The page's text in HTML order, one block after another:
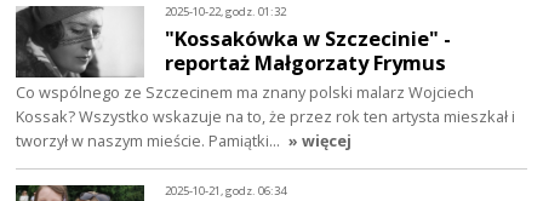
2025-10-22, godz. 01:32
"Kossakówka w Szczecinie" -
reportaż Małgorzaty Frymus
Co wspólnego ze Szczecinem ma znany polski malarz Wojciech
Kossak? Wszystko wskazuje na to, że przez rok ten artysta mieszkał i
tworzył w naszym mieście. Pamiątki… » więcej
2025-10-21, godz. 06:34